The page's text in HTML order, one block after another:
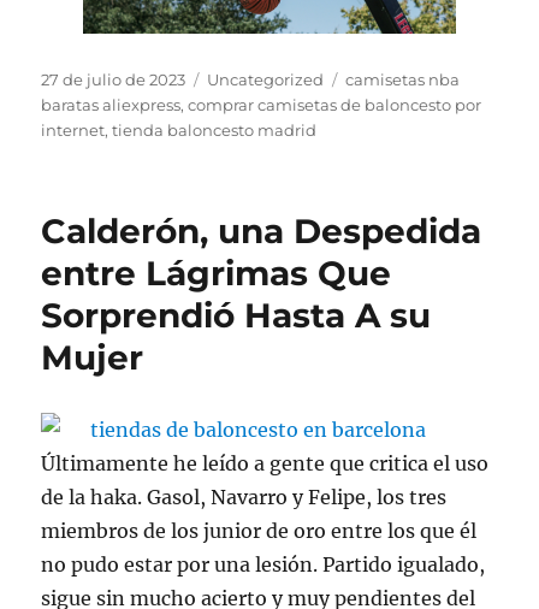
Publicado
el
27 de julio de 2023 Categorías
Uncategorized Etiquetas
camisetas nba
baratas aliexpress,comprar camisetas de baloncesto por
internet,tienda baloncesto madrid
Calderón, una Despedida
entre Lágrimas Que
Sorprendió Hasta A su
Mujer
Últimamente he leído a gente que critica el uso
de la haka. Gasol, Navarro y Felipe, los tres
miembros de los junior de oro entre los que él
no pudo estar por una lesión. Partido igualado,
sigue sin mucho acierto y muy pendientes del